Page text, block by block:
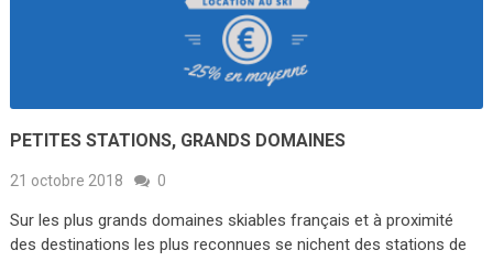
PETITES STATIONS, GRANDS DOMAINES
21 octobre 2018 0
Sur les plus grands domaines skiables français et à proximité
des destinations les plus reconnues se nichent des stations de